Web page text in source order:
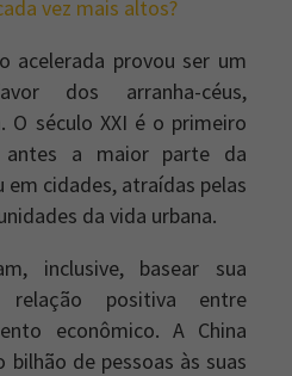
vez mais altos?
acelerada provou ser um
dos arranha-céus,
O século XXI é o primeiro
antes a maior parte da
em cidades, atraídas pelas
da vida urbana.
inclusive, basear sua
positiva entre
econômico. A China
de pessoas às suas